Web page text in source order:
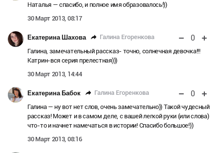
Наталья — спасибо, и полное имя образовалось!))
30 Март 2013, 08:17
Екатерина Шахова Галина Егоренкова 0
Галина, замечательный рассказ- точно, солнечная девочка!!!
Катрин-вся серия прелестная)))
30 Март 2013, 14:44
Екатерина Бабок Галина Егоренкова 0
Галина — ну вот нет слов, очень замечательно)) Такой чудесный
рассказ! Может и в самом деле, с вашей легкой руки (или слова)
что-то и начнет намечаться в истории! Спасибо большое!))
30 Март 2013, 08:16